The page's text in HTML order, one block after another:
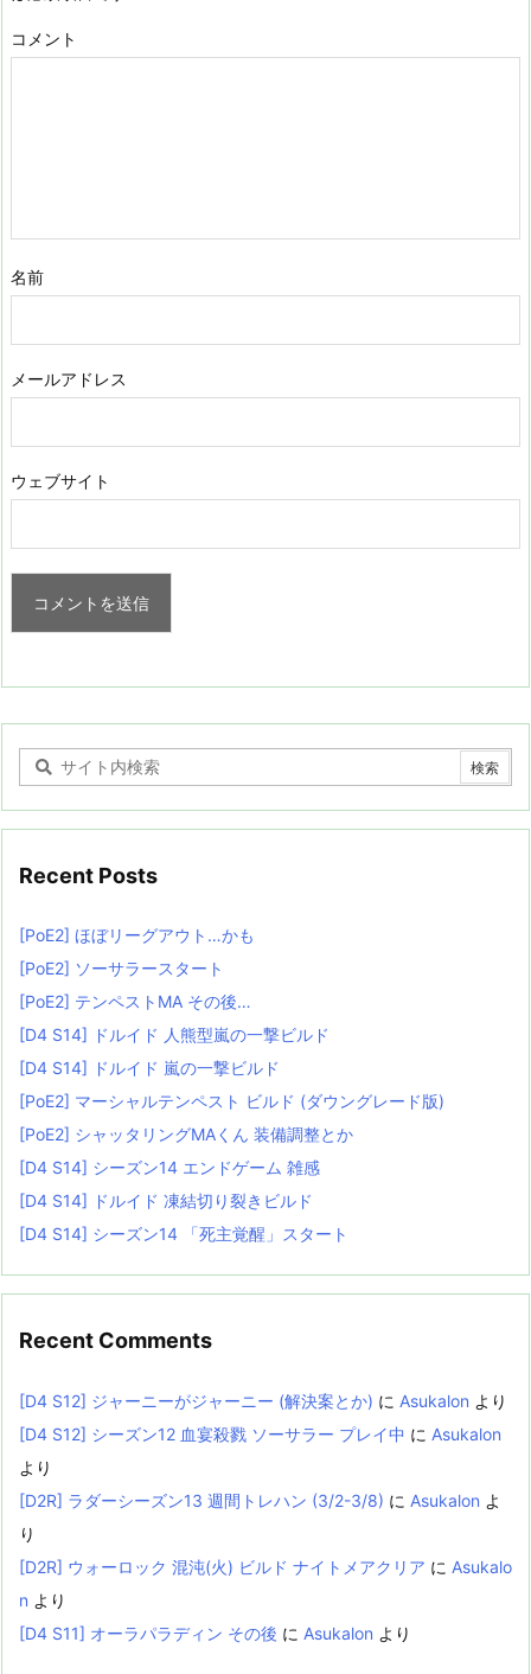
コメント
名前
メールアドレス
ウェブサイト
Recent Posts
[PoE2] ほぼリーグアウト…かも
[PoE2] ソーサラースタート
[PoE2] テンペストMA その後…
[D4 S14] ドルイド 人熊型嵐の一撃ビルド
[D4 S14] ドルイド 嵐の一撃ビルド
[PoE2] マーシャルテンペスト ビルド (ダウングレード版)
[PoE2] シャッタリングMAくん 装備調整とか
[D4 S14] シーズン14 エンドゲーム 雑感
[D4 S14] ドルイド 凍結切り裂きビルド
[D4 S14] シーズン14 「死主覚醒」スタート
Recent Comments
[D4 S12] ジャーニーがジャーニー (解決案とか) に Asukalon より
[D4 S12] シーズン12 血宴殺戮 ソーサラー プレイ中 に Asukalon
より
[D2R] ラダーシーズン13 週間トレハン (3/2-3/8) に Asukalon よ
り
[D2R] ウォーロック 混沌(火) ビルド ナイトメアクリア に Asukalo
n より
[D4 S11] オーラパラディン その後 に Asukalon より